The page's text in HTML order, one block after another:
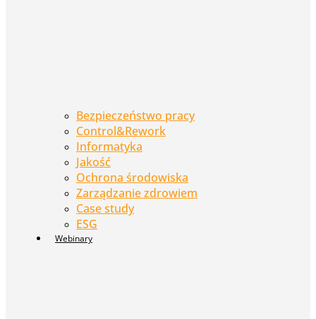
Bezpieczeństwo pracy
Control&Rework
Informatyka
Jakość
Ochrona środowiska
Zarządzanie zdrowiem
Case study
ESG
Webinary